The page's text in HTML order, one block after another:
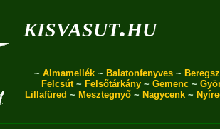
kisvasut.hu
~ Almamellék ~ Balatonfenyves ~
Felcsút~ Felsőtárkány ~ Gemenc ~
Lillafüred ~ Mesztegnyő ~ Nagycenk ~